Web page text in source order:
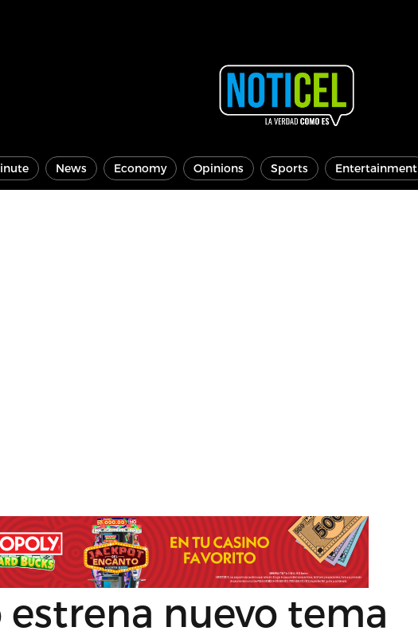
News Economy Opinions Sports Entertainment
estrena nuevo tema